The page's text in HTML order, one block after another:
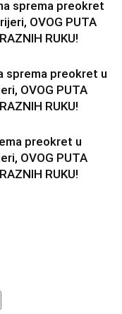
sprema preokret
OVOG PUTA
RUKU!
sprema preokret u
OVOG PUTA
RUKU!
preokret u
OVOG PUTA
RUKU!